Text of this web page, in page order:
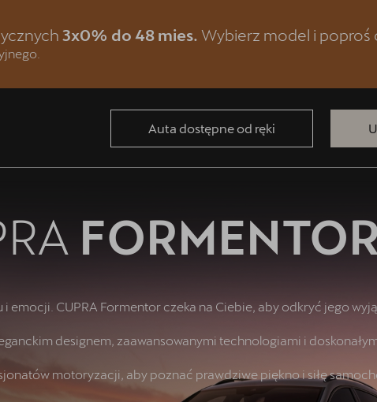
3x0% do 48 mies. Wybierz model i poproś
Auta dostępne od ręki
FORMENTOR
emocji. CUPRA Formentor czeka na Ciebie, aby odkryć jego
designem, zaawansowanymi technologiami i
motoryzacji, aby poznać prawdziwe piękno i siłę